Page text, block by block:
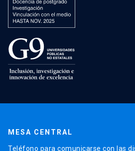
MESA CENTRAL
Teléfono para comunicarse con las